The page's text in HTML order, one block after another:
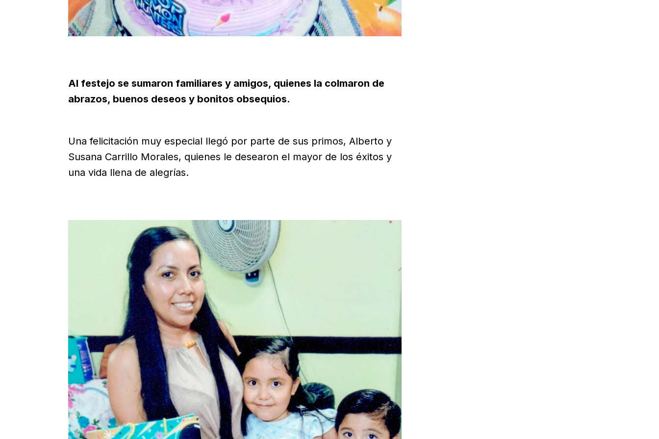
Al festejo se sumaron familiares y amigos, quienes la colmaron de
abrazos, buenos deseos y bonitos obsequios.
Una felicitación muy especial llegó por parte de sus primos, Alberto y
Susana Carrillo Morales, quienes le desearon el mayor de los éxitos y
una vida llena de alegrías.